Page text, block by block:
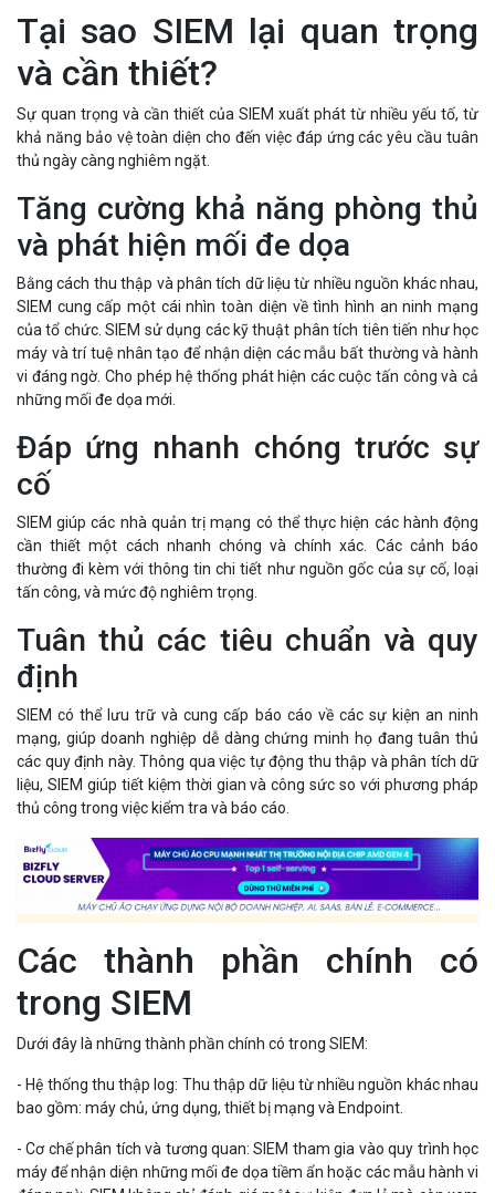
Tại sao SIEM lại quan trọng
và cần thiết?
Sự quan trọng và cần thiết của SIEM xuất phát từ nhiều yếu tố, từ
khả năng bảo vệ toàn diện cho đến việc đáp ứng các yêu cầu tuân
thủ ngày càng nghiêm ngặt.
Tăng cường khả năng phòng thủ
và phát hiện mối đe dọa
Bằng cách thu thập và phân tích dữ liệu từ nhiều nguồn khác nhau,
SIEM cung cấp một cái nhìn toàn diện về tình hình an ninh mạng
của tổ chức. SIEM sử dụng các kỹ thuật phân tích tiên tiến như học
máy và trí tuệ nhân tạo để nhận diện các mẫu bất thường và hành
vi đáng ngờ. Cho phép hệ thống phát hiện các cuộc tấn công và cả
những mối đe dọa mới.
Đáp ứng nhanh chóng trước sự
cố
SIEM giúp các nhà quản trị mạng có thể thực hiện các hành động
cần thiết một cách nhanh chóng và chính xác. Các cảnh báo
thường đi kèm với thông tin chi tiết như nguồn gốc của sự cố, loại
tấn công, và mức độ nghiêm trọng.
Tuân thủ các tiêu chuẩn và quy
định
SIEM có thể lưu trữ và cung cấp báo cáo về các sự kiện an ninh
mạng, giúp doanh nghiệp dễ dàng chứng minh họ đang tuân thủ
các quy định này. Thông qua việc tự động thu thập và phân tích dữ
liệu, SIEM giúp tiết kiệm thời gian và công sức so với phương pháp
thủ công trong việc kiểm tra và báo cáo.
Các thành phần chính có
trong SIEM
Dưới đây là những thành phần chính có trong SIEM:
- Hệ thống thu thập log: Thu thập dữ liệu từ nhiều nguồn khác nhau
bao gồm: máy chủ, ứng dụng, thiết bị mạng và Endpoint.
- Cơ chế phân tích và tương quan: SIEM tham gia vào quy trình học
máy để nhận diện những mối đe dọa tiềm ẩn hoặc các mẫu hành vi